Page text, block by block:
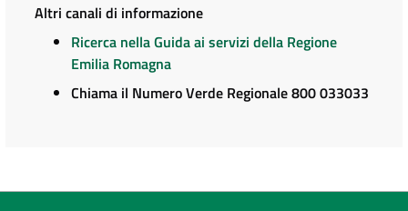
Altri canali di informazione
Ricerca nella Guida ai servizi della Regione
Emilia Romagna
Chiama il Numero Verde Regionale 800 033033